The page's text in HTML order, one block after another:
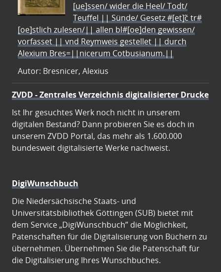
[ue]ssen/ wider die Heel/ Todt/
Teuffel || Sünde/ Gesetz #[et]c̃ tr#
[oe]stlich zulesen/|| allen bl#[oe]den gewissen/
vorfasset || vnd Reymweis gestellet || durch
Alexium Bres=||nicerum Cotbusianum.||
Autor: Bresnicer, Alexius
ZVDD - Zentrales Verzeichnis digitalisierter Drucke
Ist Ihr gesuchtes Werk noch nicht in unserem
digitalen Bestand? Dann probieren Sie es doch in
unserem ZVDD Portal, das mehr als 1.600.000
bundesweit digitalisierte Werke nachweist.
DigiWunschbuch
Die Niedersächsische Staats- und
Universitätsbibliothek Göttingen (SUB) bietet mit
dem Service „DigiWunschbuch” die Möglichkeit,
Patenschaften für die Digitalisierung von Büchern zu
übernehmen. Übernehmen Sie die Patenschaft für
die Digitalisierung Ihres Wunschbuches.